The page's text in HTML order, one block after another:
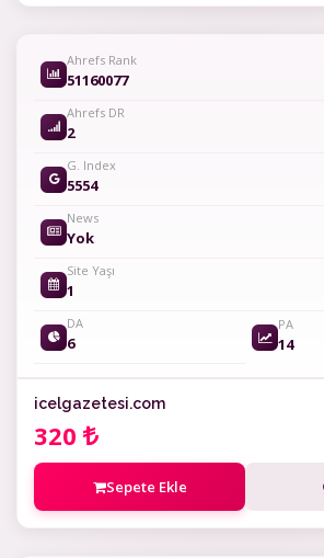
Ahrefs Rank
51160077
Ahrefs DR
2
G. Index
5554
News
Yok
Site Yaşı
1
DA
6
PA
14
icelgazetesi.com
320
Sepete Ekle